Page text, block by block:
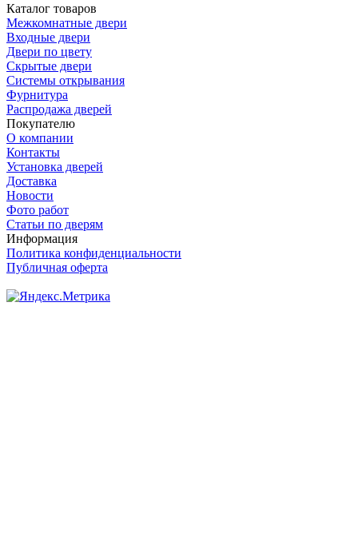
Каталог товаров
Межкомнатные двери
Входные двери
Двери по цвету
Скрытые двери
Системы открывания
Фурнитура
Распродажа дверей
Покупателю
О компании
Контакты
Установка дверей
Доставка
Новости
Фото работ
Статьи по дверям
Информация
Политика конфиденциальности
Публичная оферта